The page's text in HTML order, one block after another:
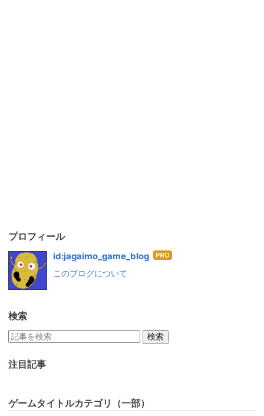
プロフィール
id:jagaimo_game_blog はて
このブログについて
検索
注目記事
ゲームタイトルカテゴリ（一部）